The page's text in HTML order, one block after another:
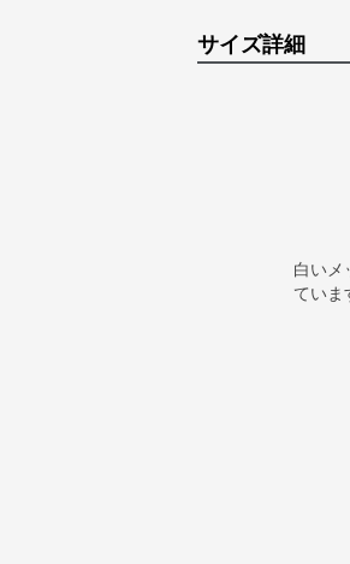
サイズ詳細
白いメ
ていま